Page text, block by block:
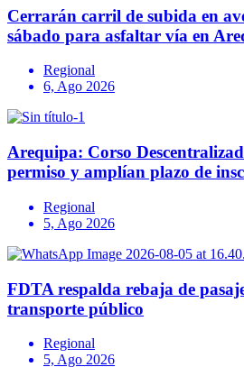
Cerrarán carril de subida en
sábado para asfaltar vía en
Regional
6, Ago 2026
Arequipa: Corso
permiso y amplían plazo de
Regional
5, Ago 2026
FDTA respalda rebaja de
transporte público
Regional
5, Ago 2026